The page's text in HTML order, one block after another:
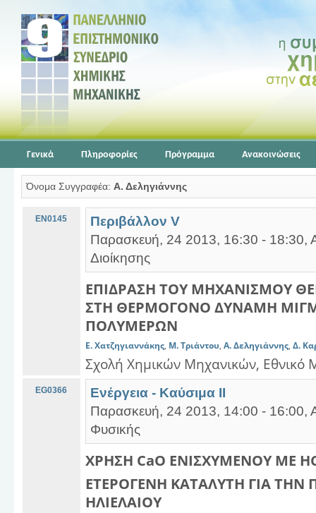
Γενικά Πληροφορίες Πρόγραμμα Ανακοινώσεις
Όνομα Συγγραφέα: Α. Δεληγιάννης
EN0145
Περιβάλλον V
Παρασκευή, 24 2013, 16:30 - 18:30,
Διοίκησης
ΕΠΙΔΡΑΣΗ ΤΟΥ ΜΗΧΑΝΙΣΜΟΥ
ΣΤΗ ΘΕΡΜΟΓΟΝΟ ΔΥΝΑΜΗ
ΠΟΛΥΜΕΡΩΝ
Ε. Χατζηγιαννάκης, Μ. Τριάντου, Α. Δεληγιάννης, Δ.
Σχολή Χημικών Μηχανικών, Εθνικό
EG0366
Ενέργεια - Καύσιμα ΙΙ
Παρασκευή, 24 2013, 14:00 - 16:00,
Φυσικής
ΧΡΗΣΗ CaO ΕΝΙΣΧΥΜΕΝΟY ME
ΕΤΕΡΟΓΕΝΗ ΚΑΤΑΛΥTH ΓΙΑ
ΗΛΙΕΛΑΙΟΥ